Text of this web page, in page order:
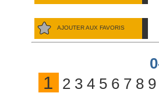
AJOUTER AUX FAVORIS
1 2 3 4 5 6 7 8 9